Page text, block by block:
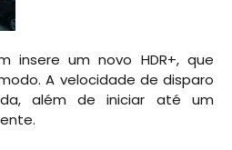
insere um novo HDR+, que
A velocidade de disparo
além de iniciar até um